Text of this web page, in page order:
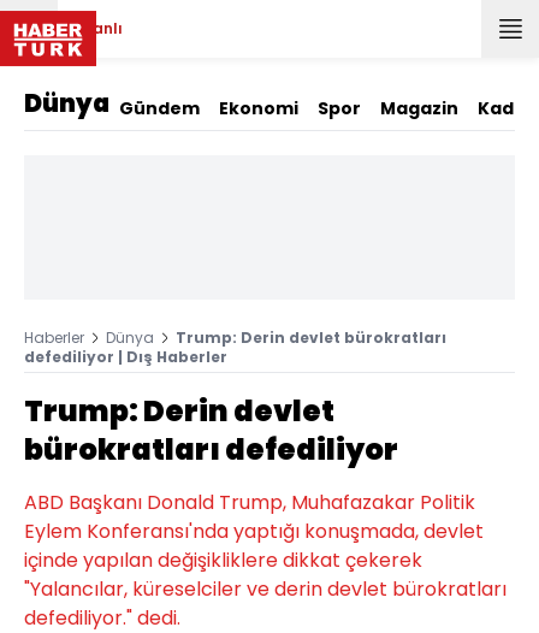
Canlı
Dünya Gündem Ekonomi Spor Magazin Kadın
Haberler Dünya
Trump: Derin devlet bürokratları
defediliyor | Dış Haberler
Trump: Derin devlet
bürokratları defediliyor
ABD Başkanı Donald Trump, Muhafazakar Politik
Eylem Konferansı'nda yaptığı konuşmada, devlet
içinde yapılan değişikliklere dikkat çekerek
"Yalancılar, küreselciler ve derin devlet bürokratları
defediliyor." dedi.